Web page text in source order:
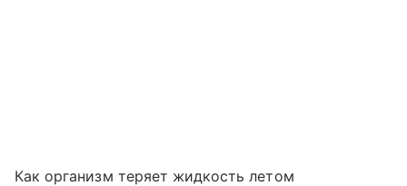
Как организм теряет жидкость летом